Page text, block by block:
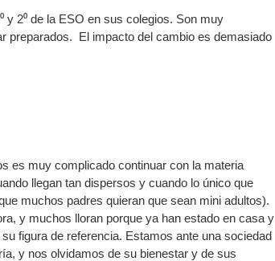
2⁰ de la ESO en sus colegios. Son muy
preparados. El impacto del cambio es demasiado
es muy complicado continuar con la materia
llegan tan dispersos y cuando lo único que
muchos padres quieran que sean mini adultos).
y muchos lloran porque ya han estado en casa y
figura de referencia. Estamos ante una sociedad
y nos olvidamos de su bienestar y de sus